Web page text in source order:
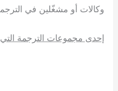
وكالات أو مشغّلين في
إحدى مجموعات الترجمة التي